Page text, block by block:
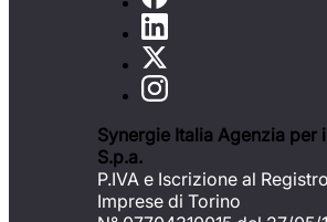
Synergie Italia Agenzia per
S.p.a.
P.IVA e Iscrizione al
Imprese di Torino